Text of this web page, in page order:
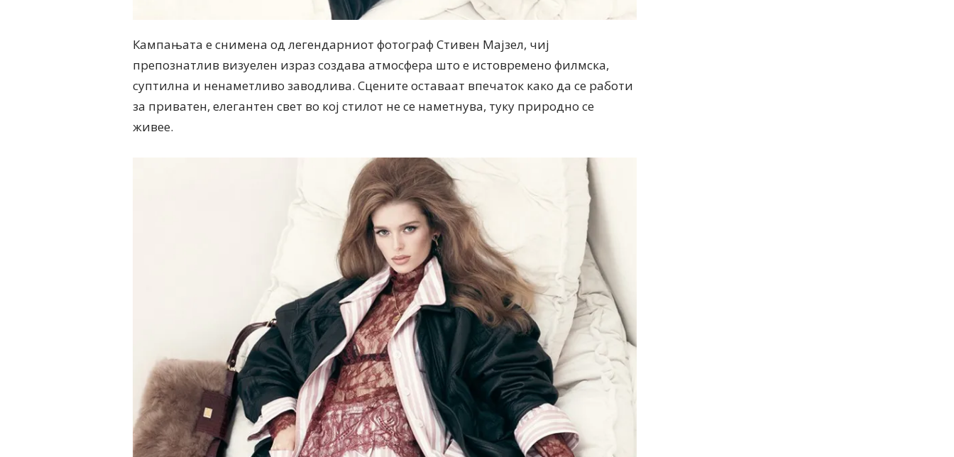
Кампањата е снимена од легендарниот фотограф Стивен Мајзел, чиј
препознатлив визуелен израз создава атмосфера што е истовремено филмска,
суптилна и ненаметливо заводлива. Сцените оставаат впечаток како да се работи
за приватен, елегантен свет во кој стилот не се наметнува, туку природно се
живее.